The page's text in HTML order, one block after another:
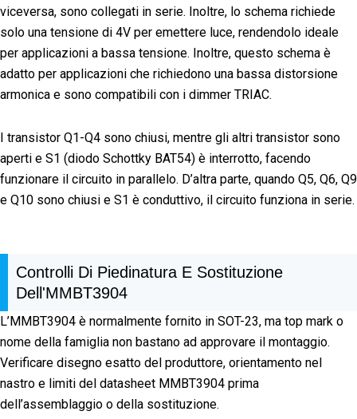
viceversa, sono collegati in serie. Inoltre, lo schema richiede
solo una tensione di 4V per emettere luce, rendendolo ideale
per applicazioni a bassa tensione. Inoltre, questo schema è
adatto per applicazioni che richiedono una bassa distorsione
armonica e sono compatibili con i dimmer TRIAC.
I transistor Q1-Q4 sono chiusi, mentre gli altri transistor sono
aperti e S1 (diodo Schottky BAT54) è interrotto, facendo
funzionare il circuito in parallelo. D’altra parte, quando Q5, Q6, Q9
e Q10 sono chiusi e S1 è conduttivo, il circuito funziona in serie.
Controlli Di Piedinatura E Sostituzione
Dell'MMBT3904
L’MMBT3904 è normalmente fornito in SOT-23, ma top mark o
nome della famiglia non bastano ad approvare il montaggio.
Verificare disegno esatto del produttore, orientamento nel
nastro e limiti del datasheet MMBT3904 prima
dell’assemblaggio o della sostituzione.